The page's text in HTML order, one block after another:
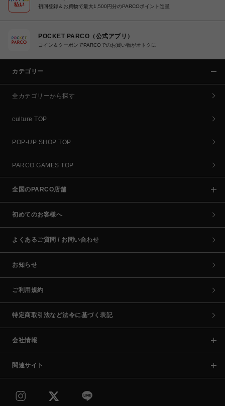
初回登録＆お買物で最大1,500円分のPARCOポイント進呈
POCKET PARCO（公式アプリ）
コイン＆クーポンでPARCOでのお買い物がオトクに
カテゴリー
全カテゴリーから探す
culture TOP
POP-UP SHOP TOP
PARCO GAMES TOP
全国のPARCO店舗
初めてのお客様へ
よくあるご質問 / お問い合わせ
お知らせ
ご利用規約
特定商取引法など法令に基づく表記
会社情報
関連サイト